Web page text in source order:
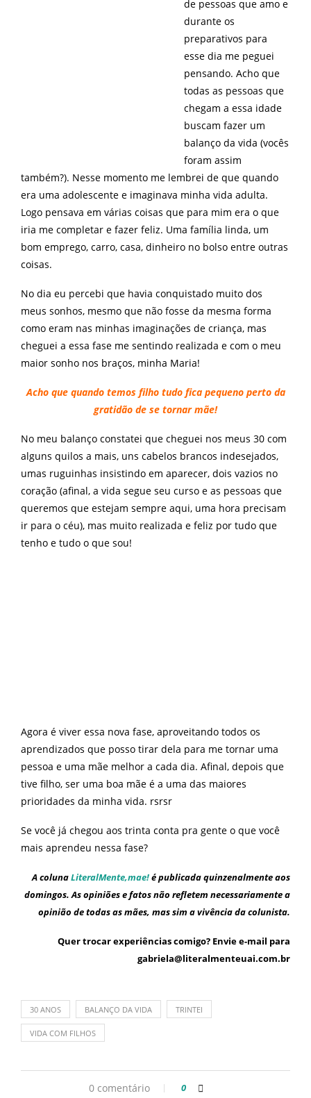
de pessoas que amo e
durante os
preparativos para
esse dia me peguei
pensando. Acho que
todas as pessoas que
chegam a essa idade
buscam fazer um
balanço da vida (vocês
foram assim
também?). Nesse momento me lembrei de que quando
era uma adolescente e imaginava minha vida adulta.
Logo pensava em várias coisas que para mim era o que
iria me completar e fazer feliz. Uma família linda, um
bom emprego, carro, casa, dinheiro no bolso entre outras
coisas.
No dia eu percebi que havia conquistado muito dos
meus sonhos, mesmo que não fosse da mesma forma
como eram nas minhas imaginações de criança, mas
cheguei a essa fase me sentindo realizada e com o meu
maior sonho nos braços, minha Maria!
Acho que quando temos filho tudo fica pequeno perto da
gratidão de se tornar mãe!
No meu balanço constatei que cheguei nos meus 30 com
alguns quilos a mais, uns cabelos brancos indesejados,
umas ruguinhas insistindo em aparecer, dois vazios no
coração (afinal, a vida segue seu curso e as pessoas que
queremos que estejam sempre aqui, uma hora precisam
ir para o céu), mas muito realizada e feliz por tudo que
tenho e tudo o que sou!
Agora é viver essa nova fase, aproveitando todos os
aprendizados que posso tirar dela para me tornar uma
pessoa e uma mãe melhor a cada dia. Afinal, depois que
tive filho, ser uma boa mãe é a uma das maiores
prioridades da minha vida. rsrsr
Se você já chegou aos trinta conta pra gente o que você
mais aprendeu nessa fase?
A colunaLiteralMente,mae!é publicada quinzenalmente aos
domingos. As opiniões e fatos não refletem necessariamente a
opinião de todas as mães, mas sim a vivência da colunista.
Quer trocar experiências comigo? Envie e-mail para
gabriela@literalmenteuai.com.br
30 ANOS BALANÇO DA VIDA TRINTEI
VIDA COM FILHOS
0 comentário 0